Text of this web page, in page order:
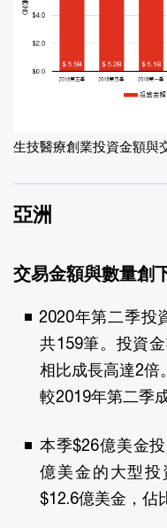
生技醫療創業投資金額與
亞洲
交易金額與數量創
2020年第二季投
共159筆。投資
相比成長高達2倍
較2019年第二季
本季$26億美金
億美金的大型
$12.6億美金，佔